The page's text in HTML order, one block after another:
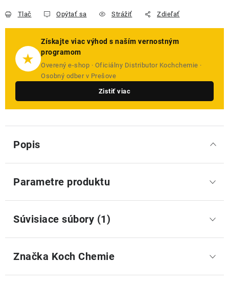
Tlač Opýtať sa Strážiť Zdieľať
★
Získajte viac výhod s naším vernostným
programom
Overený e-shop · Oficiálny Distributor Kochchemie ·
Osobný odber v Prešove
Zistiť viac
Popis
Parametre produktu
Súvisiace súbory (1)
Značka Koch Chemie